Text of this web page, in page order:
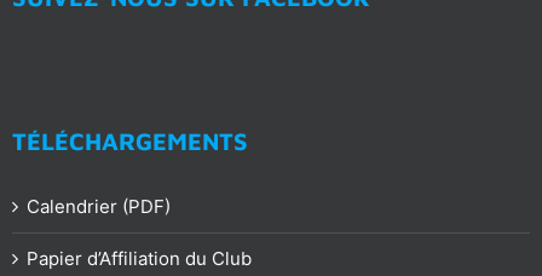
TÉLÉCHARGEMENTS
Calendrier (PDF)
Papier d’Affiliation du Club